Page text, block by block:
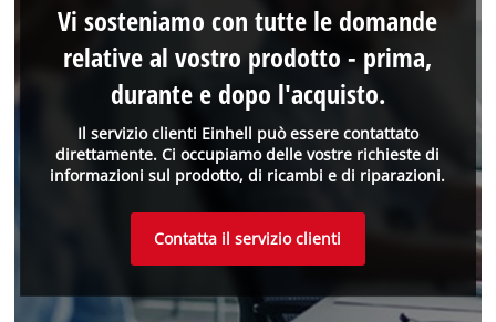
Il servizio clienti Einhell può essere contattato
direttamente. Ci occupiamo delle vostre richieste di
informazioni sul prodotto, di ricambi e di riparazioni.
Vi sosteniamo con tutte le domande
relative al vostro prodotto - prima,
durante e dopo l'acquisto.
Contatta il servizio clienti